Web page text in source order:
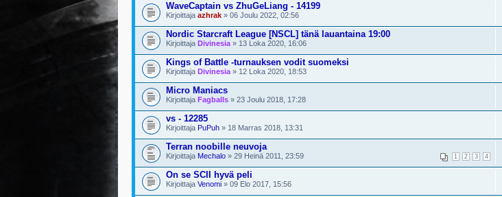
WaveCaptain vs ZhuGeLiang - 14199
Kirjoittaja azhrak » 06 Joulu 2022, 02:56
Nordic Starcraft League [NSCL] tänä lauantaina 19:00
Kirjoittaja Divinesia » 13 Loka 2020, 16:06
Kings of Battle -turnauksen vodit suomeksi
Kirjoittaja Divinesia » 12 Loka 2020, 18:53
Micro Maniacs
Kirjoittaja Fagballs » 23 Joulu 2018, 17:28
vs - 12285
Kirjoittaja PuPuh » 18 Marras 2018, 13:31
Terran noobille neuvoja
1 2 3 4
Kirjoittaja Mechalo » 29 Heinä 2011, 23:59
On se SCII hyvä peli
Kirjoittaja Venomi » 09 Elo 2017, 15:56